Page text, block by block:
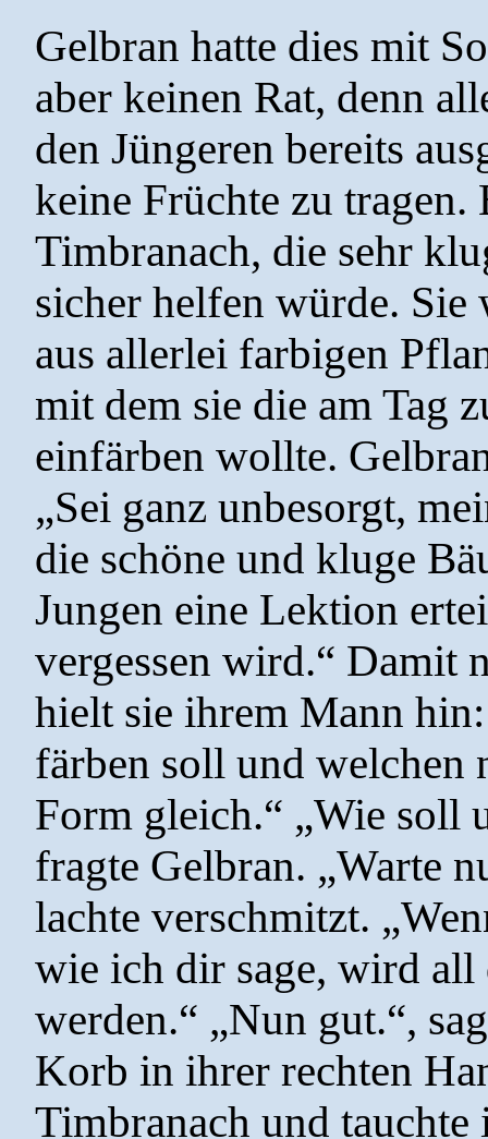
Gelbran hatte dies mit
aber keinen Rat, denn
den Jüngeren bereits
keine Früchte zu tragen.
Timbranach, die sehr
sicher helfen würde. Sie
aus allerlei farbigen
mit dem sie die am Tag
einfärben wollte.
„Sei ganz unbesorgt,
die schöne und kluge
Jungen eine Lektion
vergessen wird.“ Damit
hielt sie ihrem Mann
färben soll und welchen
Form gleich.“ „Wie soll
fragte Gelbran. „Warte
lachte verschmitzt.
wie ich dir sage, wird
werden.“ „Nun gut.“,
Korb in ihrer rechten
Timbranach und